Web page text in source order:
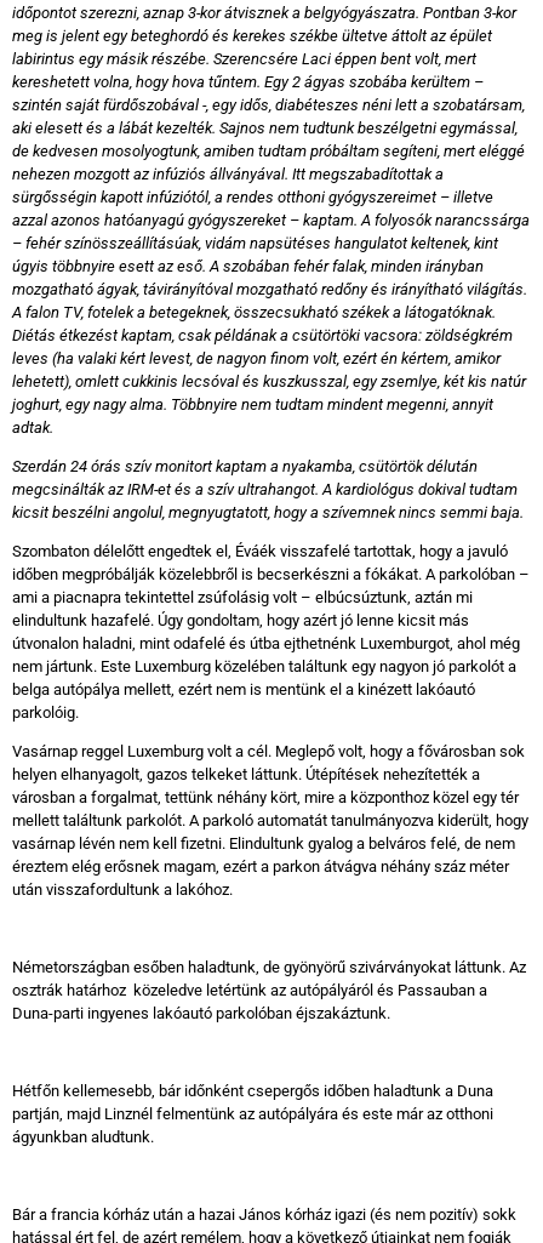
időpontot szerezni, aznap 3-kor átvisznek a belgyógyászatra. Pontban 3-kor
meg is jelent egy beteghordó és kerekes székbe ültetve áttolt az épület
labirintus egy másik részébe. Szerencsére Laci éppen bent volt, mert
kereshetett volna, hogy hova tűntem. Egy 2 ágyas szobába kerültem –
szintén saját fürdőszobával -, egy idős, diabéteszes néni lett a szobatársam,
aki elesett és a lábát kezelték. Sajnos nem tudtunk beszélgetni egymással,
de kedvesen mosolyogtunk, amiben tudtam próbáltam segíteni, mert eléggé
nehezen mozgott az infúziós állványával. Itt megszabadítottak a
sürgősségin kapott infúziótól, a rendes otthoni gyógyszereimet – illetve
azzal azonos hatóanyagú gyógyszereket – kaptam. A folyosók narancssárga
– fehér színösszeállításúak, vidám napsütéses hangulatot keltenek, kint
úgyis többnyire esett az eső. A szobában fehér falak, minden irányban
mozgatható ágyak, távirányítóval mozgatható redőny és irányítható világítás.
A falon TV, fotelek a betegeknek, összecsukható székek a látogatóknak.
Diétás étkezést kaptam, csak példának a csütörtöki vacsora: zöldségkrém
leves (ha valaki kért levest, de nagyon finom volt, ezért én kértem, amikor
lehetett), omlett cukkinis lecsóval és kuszkusszal, egy zsemlye, két kis natúr
joghurt, egy nagy alma. Többnyire nem tudtam mindent megenni, annyit
adtak.
Szerdán 24 órás szív monitort kaptam a nyakamba, csütörtök délután
megcsinálták az IRM-et és a szív ultrahangot. A kardiológus dokival tudtam
kicsit beszélni angolul, megnyugtatott, hogy a szívemnek nincs semmi baja.
Szombaton délelőtt engedtek el, Éváék visszafelé tartottak, hogy a javuló
időben megpróbálják közelebbről is becserkészni a fókákat. A parkolóban –
ami a piacnapra tekintettel zsúfolásig volt – elbúcsúztunk, aztán mi
elindultunk hazafelé. Úgy gondoltam, hogy azért jó lenne kicsit más
útvonalon haladni, mint odafelé és útba ejthetnénk Luxemburgot, ahol még
nem jártunk. Este Luxemburg közelében találtunk egy nagyon jó parkolót a
belga autópálya mellett, ezért nem is mentünk el a kinézett lakóautó
parkolóig.
Vasárnap reggel Luxemburg volt a cél. Meglepő volt, hogy a fővárosban sok
helyen elhanyagolt, gazos telkeket láttunk. Útépítések nehezítették a
városban a forgalmat, tettünk néhány kört, mire a központhoz közel egy tér
mellett találtunk parkolót. A parkoló automatát tanulmányozva kiderült, hogy
vasárnap lévén nem kell fizetni. Elindultunk gyalog a belváros felé, de nem
éreztem elég erősnek magam, ezért a parkon átvágva néhány száz méter
után visszafordultunk a lakóhoz.
Németországban esőben haladtunk, de gyönyörű szivárványokat láttunk. Az
osztrák határhoz közeledve letértünk az autópályáról és Passauban a
Duna-parti ingyenes lakóautó parkolóban éjszakáztunk.
Hétfőn kellemesebb, bár időnként csepergős időben haladtunk a Duna
partján, majd Linznél felmentünk az autópályára és este már az otthoni
ágyunkban aludtunk.
Bár a francia kórház után a hazai János kórház igazi (és nem pozitív) sokk
hatással ért fel, de azért remélem, hogy a következő útjainkat nem fogják